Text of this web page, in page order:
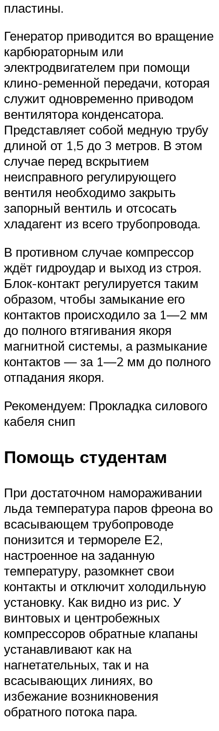
пластины.
Генератор приводится во вращение
карбюраторным или
электродвигателем при помощи
клино-ременной передачи, которая
служит одновременно приводом
вентилятора конденсатора.
Представляет собой медную трубу
длиной от 1,5 до 3 метров. В этом
случае перед вскрытием
неисправного регулирующего
вентиля необходимо закрыть
запорный вентиль и отсосать
хладагент из всего трубопровода.
В противном случае компрессор
ждёт гидроудар и выход из строя.
Блок-контакт регулируется таким
образом, чтобы замыкание его
контактов происходило за 1—2 мм
до полного втягивания якоря
магнитной системы, а размыкание
контактов — за 1—2 мм до полного
отпадания якоря.
Рекомендуем: Прокладка силового
кабеля снип
Помощь студентам
При достаточном намораживании
льда температура паров фреона во
всасывающем трубопроводе
понизится и термореле Е2,
настроенное на заданную
температуру, разомкнет свои
контакты и отключит холодильную
установку. Как видно из рис. У
винтовых и центробежных
компрессоров обратные клапаны
устанавливают как на
нагнетательных, так и на
всасывающих линиях, во
избежание возникновения
обратного потока пара.